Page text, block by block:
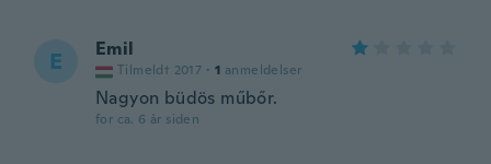
E Emil
Tilmeldt 2017 · 1 anmeldelser
Nagyon büdös műbőr.
for ca. 6 år siden